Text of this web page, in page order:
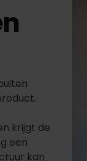
krijgt de
een
kan